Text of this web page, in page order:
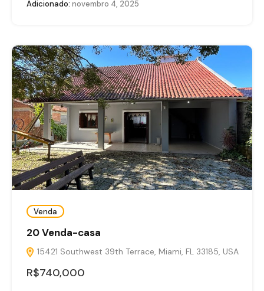
Adicionado: novembro 4, 2025
Venda
20 Venda-casa
15421 Southwest 39th Terrace, Miami, FL 33185, USA
R$740,000